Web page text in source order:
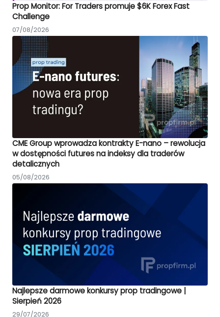
Prop Monitor: For Traders promuje $6K Forex Fast
Challenge
07/08/2026
CME Group wprowadza kontrakty E-nano – rewolucja
w dostępności futures na indeksy dla traderów
detalicznych
05/08/2026
Najlepsze darmowe konkursy prop tradingowe |
Sierpień 2026
29/07/2026